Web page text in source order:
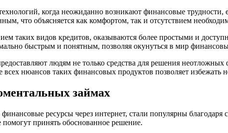
когда неожиданно возникают финансовые
что объясняется как комфортом, так и отсутствием
таких видов кредитов, оказываются более простыми и
быстрым и понятным, позволяя окунуться в мир
людям не только средства для решения
нюансов таких финансовых продуктов позволяет избежать
займах
ресурсы через интернет, стали популярны
принять обоснованное решение.